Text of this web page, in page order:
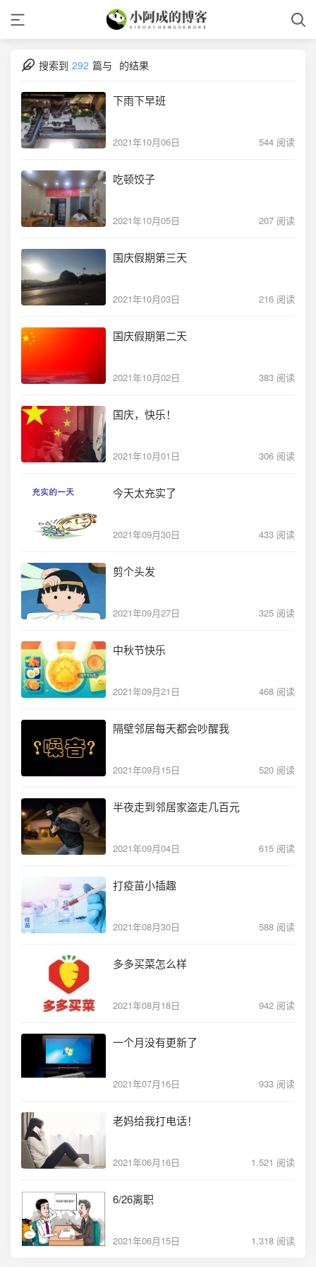
搜索到 292 篇与 的结果
下雨下早班
2021年10月06日 544 阅读
吃顿饺子
2021年10月05日 207 阅读
国庆假期第三天
2021年10月03日 216 阅读
国庆假期第二天
2021年10月02日 383 阅读
国庆，快乐！
2021年10月01日 306 阅读
今天太充实了
2021年09月30日 433 阅读
剪个头发
2021年09月27日 325 阅读
中秋节快乐
2021年09月21日 468 阅读
隔壁邻居每天都会吵醒我
2021年09月15日 520 阅读
半夜走到邻居家盗走几百元
2021年09月04日 615 阅读
打疫苗小插趣
2021年08月30日 588 阅读
多多买菜怎么样
2021年08月18日 942 阅读
一个月没有更新了
2021年07月16日 933 阅读
老妈给我打电话！
2021年06月16日 1,521 阅读
6/26离职
2021年06月15日 1,318 阅读